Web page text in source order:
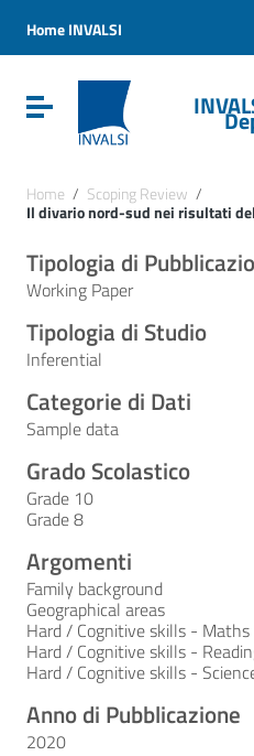
Vai al menu di navigazione
Vai al footer
Home INVALSI
Attiva / disattiva la
Home / Scoping Review /
Il divario nord-sud nei risultati
Tipologia di
Working Paper
Tipologia di Studio
Inferential
Categorie di Dati
Sample data
Grado Scolastico
Grade 10
Grade 8
Argomenti
Family background
Geographical areas
Hard / Cognitive skills - Maths
Hard / Cognitive skills -
Hard / Cognitive skills -
Anno di Pubblicazione
2020